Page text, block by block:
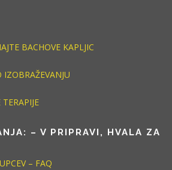
BACHOVE KAPLJIC
IZOBRAŽEVANJU
– V PRIPRAVI, HVALA ZA
– FAQ